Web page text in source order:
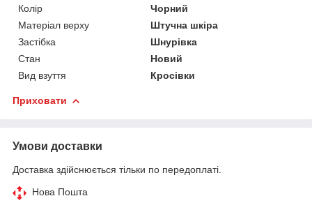
Колір
Чорний
Матеріал верху
Штучна шкіра
Застібка
Шнурівка
Стан
Новий
Вид взуття
Кросівки
Приховати
Умови доставки
Доставка здійснюється тільки по передоплаті.
Нова Пошта